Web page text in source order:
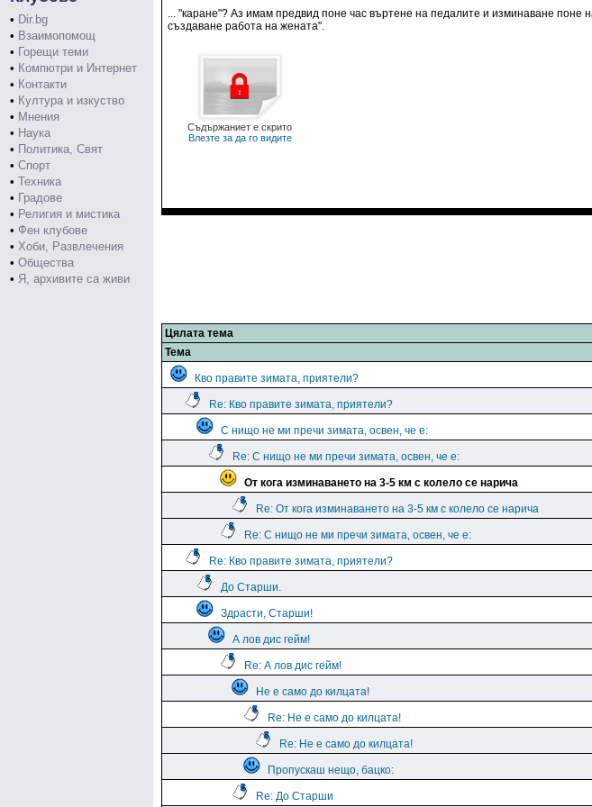
• Dir.bg
• Взаимопомощ
• Горещи теми
• Компютри и Интернет
• Контакти
• Култура и изкуство
• Мнения
• Наука
• Политика, Свят
• Спорт
• Техника
• Градове
• Религия и мистика
• Фен клубове
• Хоби, Развлечения
• Общества
• Я, архивите са живи
... "каране"? Аз имам предвид поне час въртене на педалите и изминаване поне
създаване работа на жената".
Съдържаниет е скрито
Влезте за да го видите
Цялата тема
Тема
Кво правите зимата, приятели?
Re: Кво правите зимата, приятели?
С нищо не ми пречи зимата, освен, че е:
Re: С нищо не ми пречи зимата, освен, че е:
От кога изминаването на 3-5 км с колело се нарича
Re: От кога изминаването на 3-5 км с колело се нарича
Re: С нищо не ми пречи зимата, освен, че е:
Re: Кво правите зимата, приятели?
До Старши.
Здрасти, Старши!
А лов дис гейм!
Re: А лов дис гейм!
Не е само до килцата!
Re: Не е само до килцата!
Re: Не е само до килцата!
Пропускаш нещо, бацко:
Re: До Старши